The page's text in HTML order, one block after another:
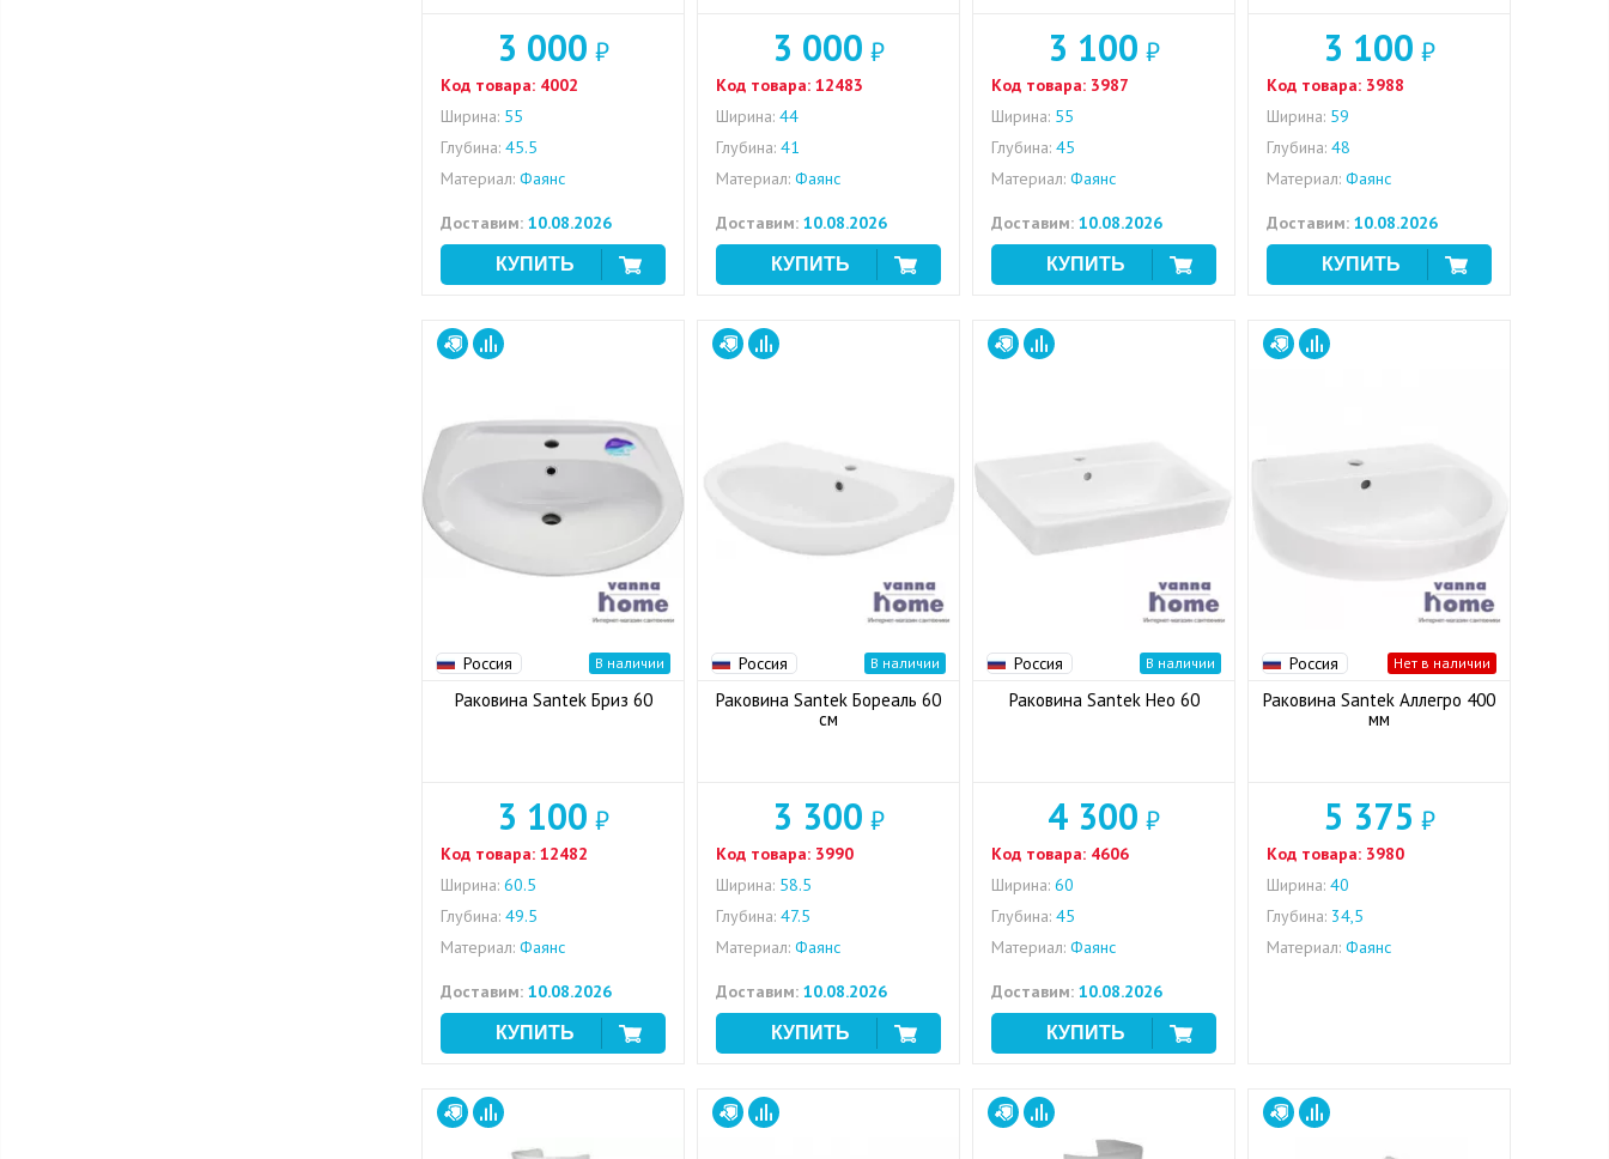
3 000 ₽
Код товара: 4002
Ширина: 55
Глубина: 45.5
Материал: Фаянс
Доставим: 10.08.2026
3 000 ₽
Код товара: 12483
Ширина: 44
Глубина: 41
Материал: Фаянс
Доставим: 10.08.2026
3 100 ₽
Код товара: 3987
Ширина: 55
Глубина: 45
Материал: Фаянс
Доставим: 10.08.2026
3 100 ₽
Код товара: 3988
Ширина: 59
Глубина: 48
Материал: Фаянс
Доставим: 10.08.2026
Россия В наличии
Раковина Santek Бриз 60
3 100 ₽
Код товара: 12482
Ширина: 60.5
Глубина: 49.5
Материал: Фаянс
Доставим: 10.08.2026
Россия В наличии
Раковина Santek Бореаль 60
см
3 300 ₽
Код товара: 3990
Ширина: 58.5
Глубина: 47.5
Материал: Фаянс
Доставим: 10.08.2026
Россия В наличии
Раковина Santek Нео 60
4 300 ₽
Код товара: 4606
Ширина: 60
Глубина: 45
Материал: Фаянс
Доставим: 10.08.2026
Россия Нет в наличии
Раковина Santek Аллегро 400
мм
5 375 ₽
Код товара: 3980
Ширина: 40
Глубина: 34,5
Материал: Фаянс